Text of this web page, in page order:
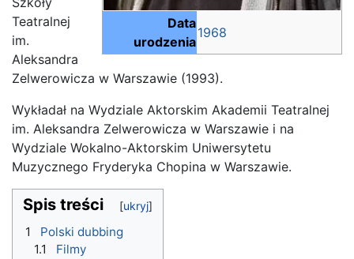
Data
urodzenia
1968
Teatralnej
im.
Aleksandra
Zelwerowicza w Warszawie (1993).
Wykładał na Wydziale Aktorskim Akademii Teatralnej
im. Aleksandra Zelwerowicza w Warszawie i na
Wydziale Wokalno-Aktorskim Uniwersytetu
Muzycznego Fryderyka Chopina w Warszawie.
Spis treści
1
Polski dubbing
1.1
Filmy